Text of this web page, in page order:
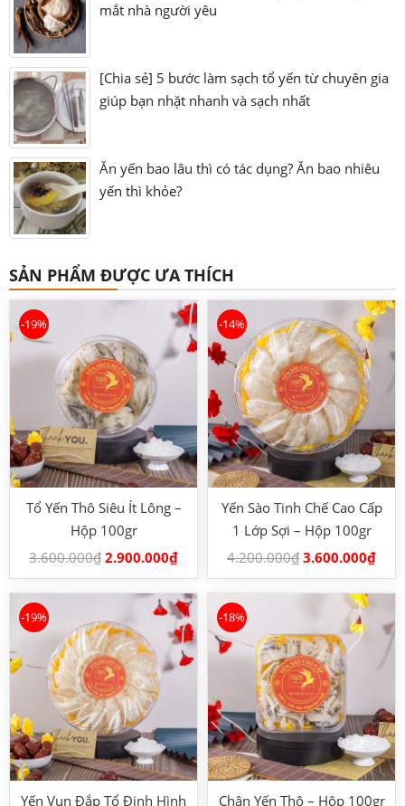
mắt nhà người yêu
[Chia sẻ] 5 bước làm sạch tổ yến từ chuyên gia
giúp bạn nhặt nhanh và sạch nhất
Ăn yến bao lâu thì có tác dụng? Ăn bao nhiêu
yến thì khỏe?
SẢN PHẨM ĐƯỢC ƯA THÍCH
-19%
Tổ Yến Thô Siêu Ít Lông –
Hộp 100gr
3.600.000₫ 2.900.000₫
-14%
Yến Sào Tinh Chế Cao Cấp
1 Lớp Sợi – Hộp 100gr
4.200.000₫ 3.600.000₫
-19%
Yến Vụn Đắp Tổ Định Hình
-18%
Chân Yến Thô – Hộp 100gr